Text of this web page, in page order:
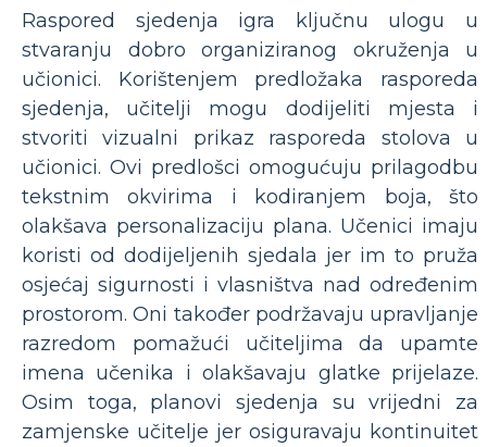
Raspored sjedenja igra ključnu ulogu u
stvaranju dobro organiziranog okruženja u
učionici. Korištenjem predložaka rasporeda
sjedenja, učitelji mogu dodijeliti mjesta i
stvoriti vizualni prikaz rasporeda stolova u
učionici. Ovi predlošci omogućuju prilagodbu
tekstnim okvirima i kodiranjem boja, što
olakšava personalizaciju plana. Učenici imaju
koristi od dodijeljenih sjedala jer im to pruža
osjećaj sigurnosti i vlasništva nad određenim
prostorom. Oni također podržavaju upravljanje
razredom pomažući učiteljima da upamte
imena učenika i olakšavaju glatke prijelaze.
Osim toga, planovi sjedenja su vrijedni za
zamjenske učitelje jer osiguravaju kontinuitet